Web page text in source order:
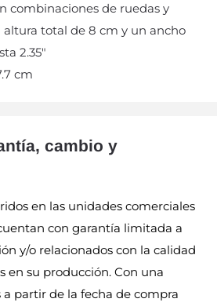
combinaciones de ruedas y
total de 8 cm y un ancho
2.35″
cm
cambio y
en las unidades comerciales
con garantía limitada a
y/o relacionados con la calidad
en su producción. Con una
partir de la fecha de compra